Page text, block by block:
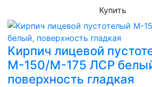
Купить
Кирпич лицевой
М-150/М-175 ЛСР
поверхность гладкая